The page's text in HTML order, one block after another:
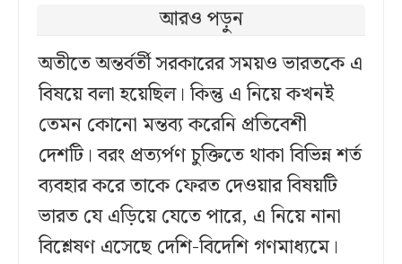
আরও পড়ুন
অতীতে অন্তর্বর্তী সরকারের সময়ও ভারতকে এ
বিষয়ে বলা হয়েছিল। কিন্তু এ নিয়ে কখনই
তেমন কোনো মন্তব্য করেনি প্রতিবেশী
দেশটি। বরং প্রত্যর্পণ চুক্তিতে থাকা বিভিন্ন শর্ত
ব্যবহার করে তাকে ফেরত দেওয়ার বিষয়টি
ভারত যে এড়িয়ে যেতে পারে, এ নিয়ে নানা
বিশ্লেষণ এসেছে দেশি-বিদেশি গণমাধ্যমে।